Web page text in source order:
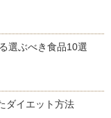
選ぶべき食品10選
ダイエット方法